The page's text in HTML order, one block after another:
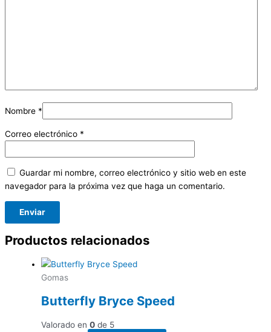
Nombre *
Correo electrónico *
Guardar mi nombre, correo electrónico y sitio web en este
navegador para la próxima vez que haga un comentario.
Productos relacionados
Gomas
Butterfly Bryce Speed
Valorado en 0 de 5